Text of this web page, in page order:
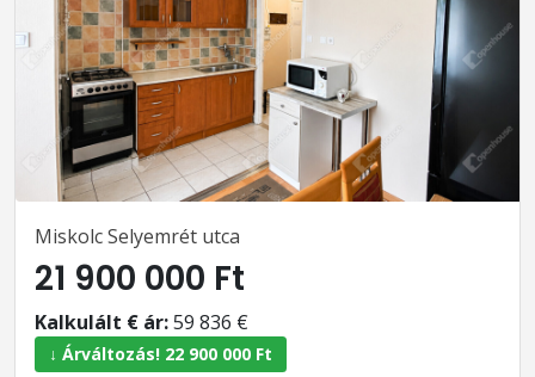
Miskolc Selyemrét utca
21 900 000 Ft
Kalkulált € ár:59 836 €
↓ Árváltozás! 22 900 000 Ft